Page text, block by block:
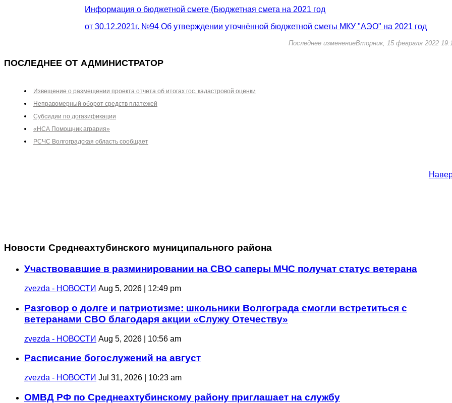
Информация о бюджетной смете (Бюджетная смета на 2021 год
от 30.12.2021г. №94 Об утверждении уточнённой бюджетной сметы МКУ "АЭО" на 2021 год
Последнее изменениеВторник, 15 февраля 2022
ПОСЛЕДНЕЕ ОТ АДМИНИСТРАТОР
Извещение о размещении проекта отчета об итогах гос. кадастровой оценки
Неправомерный оборот средств платежей
Субсидии по догазификации
«НСА Помощник агрария»
РСЧС Волгоградская область сообщает
Новости Среднеахтубинского муниципального района
Участвовавшие в разминировании на СВО саперы МЧС получат статус ветерана
zvezda - НОВОСТИ Aug 5, 2026 | 12:49 pm
Разговор о долге и патриотизме: школьники Волгограда смогли встретиться с
ветеранами СВО благодаря акции «Служу Отечеству»
zvezda - НОВОСТИ Aug 5, 2026 | 10:56 am
Расписание богослужений на август
zvezda - НОВОСТИ Jul 31, 2026 | 10:23 am
ОМВД РФ по Среднеахтубинскому району приглашает на службу